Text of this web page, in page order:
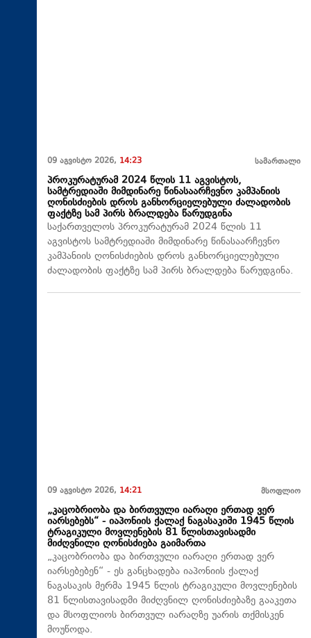
09 აგვისტო 2026, 14:23 სამართალი
პროკურატურამ 2024 წლის 11 აგვისტოს,
სამტრედიაში მიმდინარე წინასაარჩევნო კამპანიის
ღონისძიების დროს განხორციელებული ძალადობის
ფაქტზე სამ პირს ბრალდება წარუდგინა
საქართველოს პროკურატურამ 2024 წლის 11
აგვისტოს სამტრედიაში მიმდინარე წინასაარჩევნო
კამპანიის ღონისძიების დროს განხორციელებული
ძალადობის ფაქტზე სამ პირს ბრალდება წარუდგინა.
09 აგვისტო 2026, 14:21 მსოფლიო
„კაცობრიობა და ბირთვული იარაღი ერთად ვერ
იარსებებს“ - იაპონიის ქალაქ ნაგასაკიში 1945 წლის
ტრაგიკული მოვლენების 81 წლისთავისადმი
მიძღვნილი ღონისძიება გაიმართა
„კაცობრიობა და ბირთვული იარაღი ერთად ვერ
იარსებებენ“ - ეს განცხადება იაპონიის ქალაქ
ნაგასაკის მერმა 1945 წლის ტრაგიკული მოვლენების
81 წლისთავისადმი მიძღვნილ ღონისძიებაზე გააკეთა
და მსოფლიოს ბირთვულ იარაღზე უარის თქმისკენ
მოუწოდა.